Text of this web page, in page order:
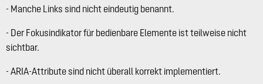
- Manche Links sind nicht eindeutig benannt.
- Der Fokusindikator für bedienbare Elemente ist teilweise nicht
sichtbar.
- ARIA-Attribute sind nicht überall korrekt implementiert.